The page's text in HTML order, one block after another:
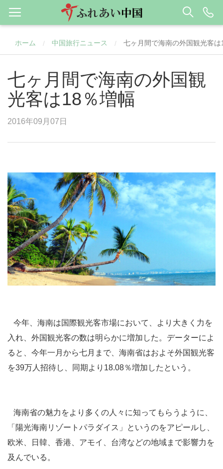
ホーム / 中国旅行ニュース / 七ヶ月間で海南の外国観光客は
七ヶ月間で海南の外国観
光客は18％増幅
2016年09月07日
今年、海南は国際観光客市場において、より大きく力を
入れ、外国観光客の数は明らかに増加した。データーによ
ると、今年一月から七月まで、海南省はおよそ外国観光客
を39万人招待し、同期より18.08％増加したという。
海南省の魅力をより多くの人々に知ってもらうように、
「陽光海南リゾートパラダイス」というのをアピールし、
欧米、日韓、香港、アモイ、台湾などの地域まで影響力を
及んでいる。